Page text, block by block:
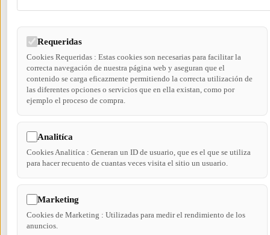
Requeridas
Cookies Requeridas : Estas cookies son necesarias para facilitar la
correcta navegación de nuestra página web y aseguran que el
contenido se carga eficazmente permitiendo la correcta utilización de
las diferentes opciones o servicios que en ella existan, como por
ejemplo el proceso de compra.
Analitíca
Cookies Analitíca : Generan un ID de usuario, que es el que se utiliza
para hacer recuento de cuantas veces visita el sitio un usuario.
Marketing
Cookies de Marketing : Utilizadas para medir el rendimiento de los
anuncios.